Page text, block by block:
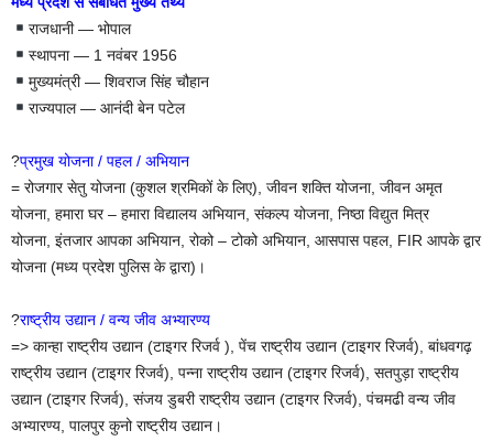
राजधानी — भोपाल
स्थापना — 1 नवंबर 1956
मुख्यमंत्री — शिवराज सिंह चौहान
राज्यपाल — आनंदी बेन पटेल
?प्रमुख योजना / पहल / अभियान
= रोजगार सेतु योजना (कुशल श्रमिकों के लिए), जीवन शक्ति योजना, जीवन अमृत
योजना, हमारा घर – हमारा विद्यालय अभियान, संकल्प योजना, निष्ठा विद्युत मित्र
योजना, इंतजार आपका अभियान, रोको – टोको अभियान, आसपास पहल, FIR आपके द्वार
योजना (मध्य प्रदेश पुलिस के द्वारा)।
?राष्ट्रीय उद्यान / वन्य जीव अभ्यारण्य
=> कान्हा राष्ट्रीय उद्यान (टाइगर रिजर्व ), पेंच राष्ट्रीय उद्यान (टाइगर रिजर्व), बांधवगढ़
राष्ट्रीय उद्यान (टाइगर रिजर्व), पन्ना राष्ट्रीय उद्यान (टाइगर रिजर्व), सतपुड़ा राष्ट्रीय
उद्यान (टाइगर रिजर्व), संजय डुबरी राष्ट्रीय उद्यान (टाइगर रिजर्व), पंचमढी वन्य जीव
अभ्यारण्य, पालपुर कुनो राष्ट्रीय उद्यान।